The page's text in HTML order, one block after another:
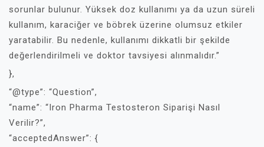
sorunlar bulunur. Yüksek doz kullanımı ya da uzun süreli
kullanım, karaciğer ve böbrek üzerine olumsuz etkiler
yaratabilir. Bu nedenle, kullanımı dikkatli bir şekilde
değerlendirilmeli ve doktor tavsiyesi alınmalıdır.”
},
“@type”: “Question”,
“name”: “Iron Pharma Testosteron Siparişi Nasıl
Verilir?”,
“acceptedAnswer”: {